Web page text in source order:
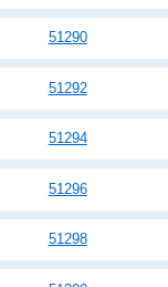
51290
51292
51294
51296
51298